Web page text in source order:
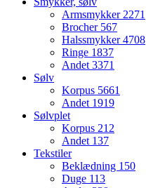
Armsmykker2271
Brocher 567
Halssmykker4708
Ringe 1837
Andet3371
Sølv
Korpus 5661
Andet 1919
Sølvplet
Korpus 212
Andet 137
Tekstiler
Beklædning 150
Duge 113